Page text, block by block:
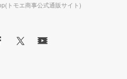
トモエ商事公式通販サイト)